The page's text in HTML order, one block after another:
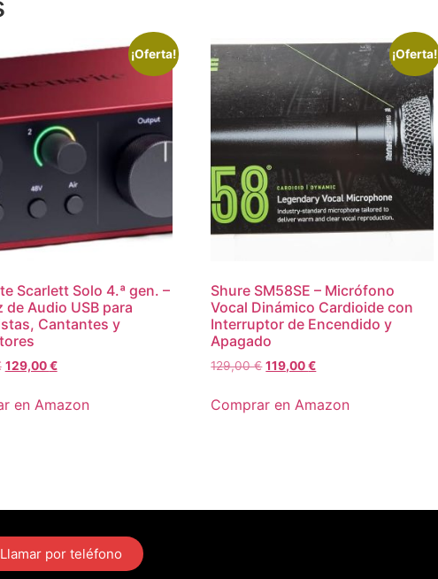
¡Oferta!
Scarlett Solo 4.ª gen. –
de Audio USB para
Cantantes y
129,00€
en Amazon
¡Oferta!
Shure SM58SE – Micrófono
Vocal Dinámico Cardioide con
Interruptor de Encendido y
Apagado
129,00€ 119,00€
Comprar en Amazon
Llamar por teléfono